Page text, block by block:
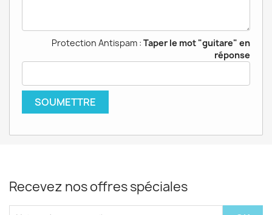
Protection Antispam : Taper le mot "guitare" en
réponse
Recevez nos offres spéciales